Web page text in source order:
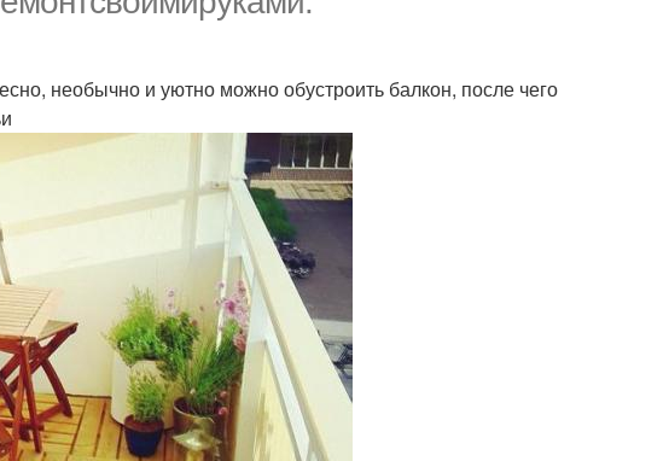
необычно и уютно можно обустроить балкон, после чего